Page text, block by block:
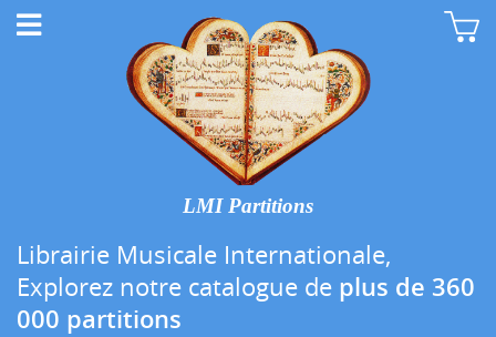
LMI Partitions
Librairie Musicale Internationale,
Explorez notre catalogue de plus de 360
000 partitions